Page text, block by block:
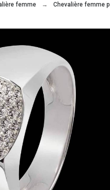
femme Chevalière femme